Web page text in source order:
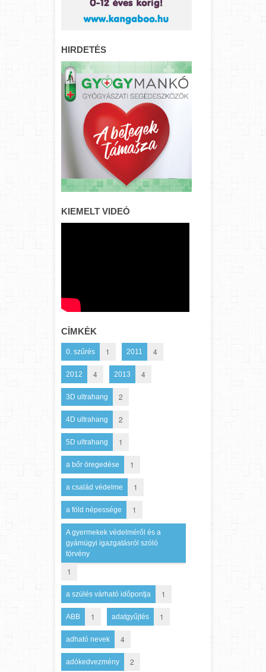
HIRDETÉS
KIEMELT VIDEÓ
CÍMKÉK
0. szűrés 1 2011 4
2012 4 2013 4
3D ultrahang 2
4D ultrahang 2
5D ultrahang 1
a bőr öregedése 1
a család védelme 1
a föld népessége 1
A gyermekek védelméről és a
gyámügyi igazgatásról szóló
törvény
1
a szülés várható időpontja 1
ABB 1 adatgyűjtés 1
adható nevek 4
adókedvezmény 2